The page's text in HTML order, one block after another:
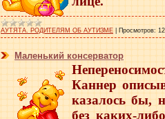
АУТЯТА. РОДИТЕЛЯМ ОБ АУТИЗМЕ Просмотров:
Маленький консерватор
Каннер
казалось бы,
без каких-